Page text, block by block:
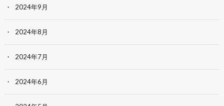
2024年9月
2024年8月
2024年7月
2024年6月